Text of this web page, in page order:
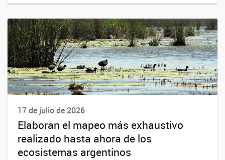
17 de julio de 2026
Elaboran el mapeo más exhaustivo
realizado hasta ahora de los
ecosistemas argentinos